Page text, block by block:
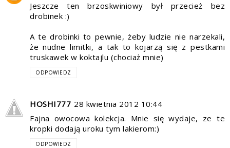
Jeszcze ten brzoskwiniowy był przecież bez
drobinek :)
A te drobinki to pewnie, żeby ludzie nie narzekali,
że nudne limitki, a tak to kojarzą się z pestkami
truskawek w koktajlu (chociaż mnie)
ODPOWIEDZ
HOSHI777 28 kwietnia 2012 10:44
Fajna owocowa kolekcja. Mnie się wydaje, ze te
kropki dodają uroku tym lakierom:)
ODPOWIEDZ